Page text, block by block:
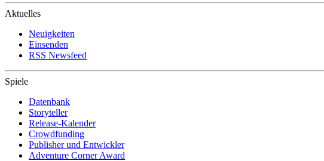
Aktuelles
Neuigkeiten
Einsenden
RSS Newsfeed
Spiele
Datenbank
Storyteller
Release-Kalender
Crowdfunding
Publisher und Entwickler
Adventure Corner Award